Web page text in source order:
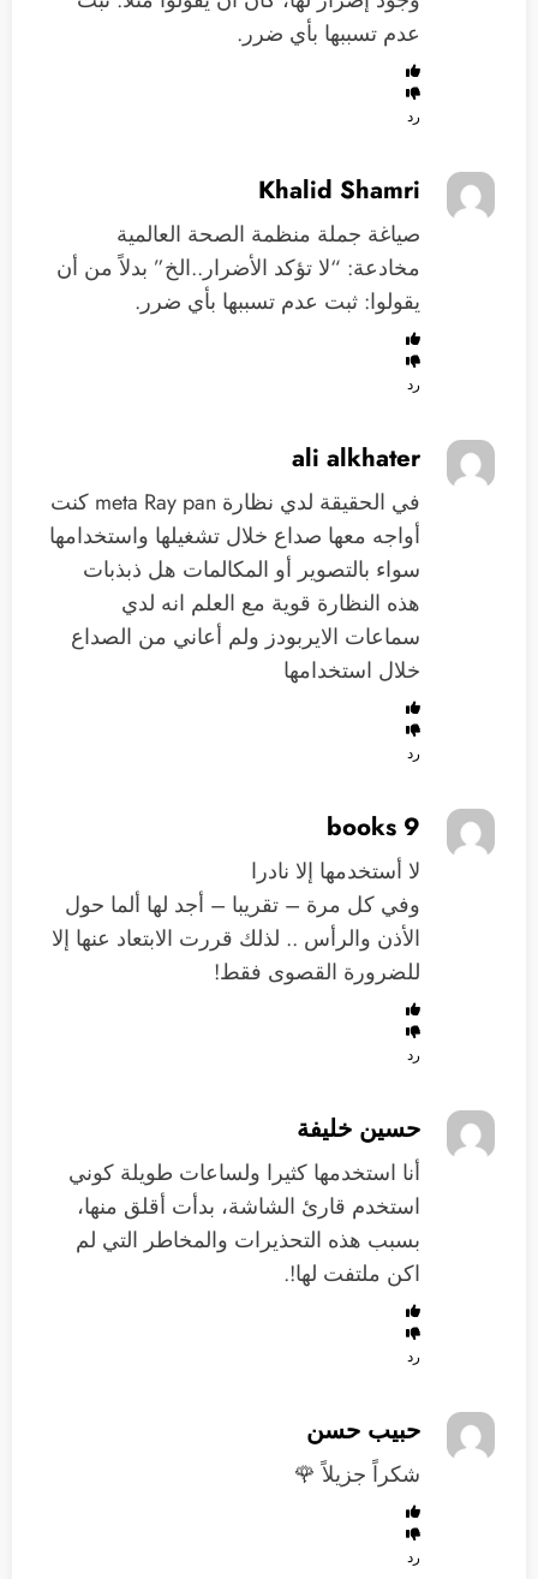
عدم تسببها بأي ضرر.
رد
Khalid Shamri
صياغة جملة منظمة الصحة العالمية
مخادعة: “لا تؤكد الأضرار..الخ” بدلاً من أن
يقولوا: ثبت عدم تسببها بأي ضرر.
رد
ali alkhater
في الحقيقة لدي نظارة meta Ray pan كنت
أواجه معها صداع خلال تشغيلها واستخدامها
سواء بالتصوير أو المكالمات هل ذبذبات
هذه النظارة قوية مع العلم انه لدي
سماعات الايربودز ولم أعاني من الصداع
خلال استخدامها
رد
9 books
لا أستخدمها إلا نادرا
وفي كل مرة – تقريبا – أجد لها ألما حول
الأذن والرأس .. لذلك قررت الابتعاد عنها إلا
للضرورة القصوى فقط!
رد
حسين خليفة
أنا استخدمها كثيرا ولساعات طويلة كوني
استخدم قارئ الشاشة، بدأت أقلق منها،
بسبب هذه التحذيرات والمخاطر التي لم
اكن ملتفت لها!.
رد
حبيب حسن
شكراً جزيلاً 🌹
رد